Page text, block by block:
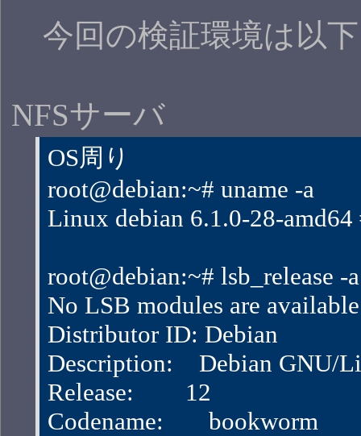
今回の検証環境は以
NFSサーバ
OS周り
root@debian:~# uname -a
Linux debian 6.1.0-28-
root@debian:~# lsb_release -a
No LSB modules are
Distributor ID: Debian
Description:    Debian GNU/
Release:        12
Codename:       bookworm